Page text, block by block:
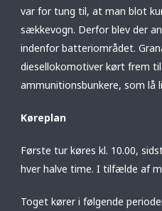
var for tung til, at man blot
sækkevogn. Derfor blev der
indenfor batteriområdet.
diesellokomotiver kørt frem
ammunitionsbunkere, som
Køreplan
Første tur køres kl. 10.00,
hver halve time. I tilfælde af
Toget kører i følgende